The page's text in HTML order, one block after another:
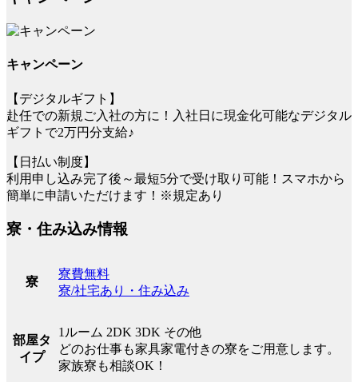
キャンペーン
【デジタルギフト】
赴任での新規ご入社の方に！入社日に現金化可能なデジタル
ギフトで2万円分支給♪
【日払い制度】
利用申し込み完了後～最短5分で受け取り可能！スマホから
簡単に申請いただけます！※規定あり
寮・住み込み情報
寮
寮費無料
寮/社宅あり・住み込み
部屋タ
イプ
1ルーム 2DK 3DK その他
どのお仕事も家具家電付きの寮をご用意します。
家族寮も相談OK！